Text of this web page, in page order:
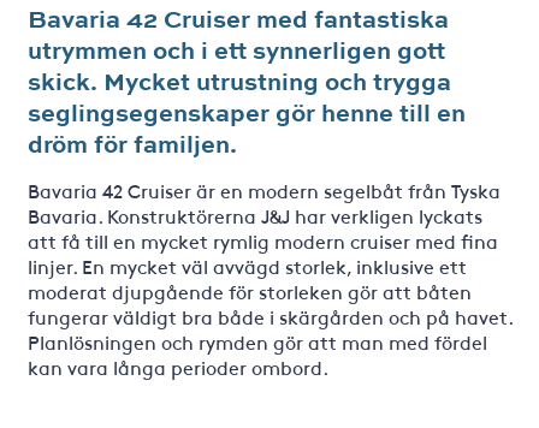
Bavaria 42 Cruiser med fantastiska
utrymmen och i ett synnerligen gott
skick. Mycket utrustning och trygga
seglingsegenskaper gör henne till en
dröm för familjen.
Bavaria 42 Cruiser är en modern segelbåt från Tyska
Bavaria. Konstruktörerna J&J har verkligen lyckats
att få till en mycket rymlig modern cruiser med fina
linjer. En mycket väl avvägd storlek, inklusive ett
moderat djupgående för storleken gör att båten
fungerar väldigt bra både i skärgården och på havet.
Planlösningen och rymden gör att man med fördel
kan vara långa perioder ombord.